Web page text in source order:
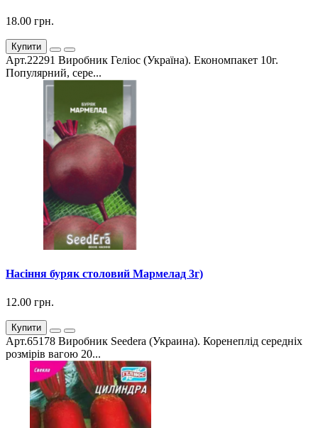
18.00 грн.
Купити
Арт.22291 Виробник Геліос (Україна). Економпакет 10г.
Популярний, сере...
Насіння буряк столовий Мармелад 3г)
12.00 грн.
Купити
Арт.65178 Виробник Seedera (Украина). Коренеплід середніх
розмірів вагою 20...